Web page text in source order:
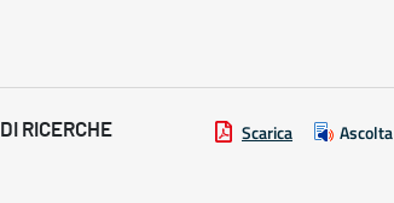
RICERCHE
Scarica Ascolta